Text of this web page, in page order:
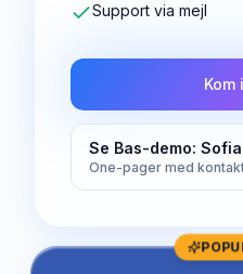
Support via mejl
Kom
Se Bas-demo:
One-pager med